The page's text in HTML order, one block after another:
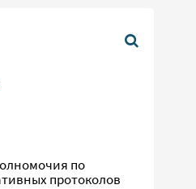
по
протоколов